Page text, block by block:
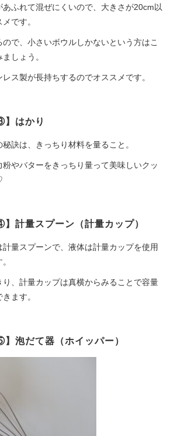
ふれて混ぜにくいので、大きさが20cm以
です。
で、小さいボウルしかないという方はこ
しょう。
ス製が長持ちするのでオススメです。
】はかり
訣は、きっちり材料を量ること。
やバターをきっちり量って美味しいクッ
】計量スプーン（計量カップ）
量スプーンで、液体は計量カップを使用
、計量カップは真横からみることで容量
ます。
】泡だて器（ホイッパー）